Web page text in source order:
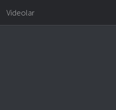
Videolar